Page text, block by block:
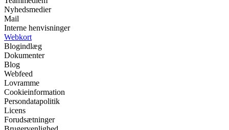
Nyhedsmedier
Mail
Interne henvisninger
Webkort
Blogindlæg
Dokumenter
Blog
Webfeed
Lovramme
Cookieinformation
Persondatapolitik
Licens
Forudsætninger